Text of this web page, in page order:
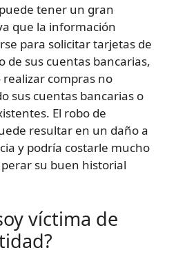
tener un gran
que la información
para solicitar tarjetas de
de sus cuentas bancarias,
compras no
sus cuentas bancarias o
El robo de
resultar en un daño a
y podría costarle mucho
su buen historial
víctima de